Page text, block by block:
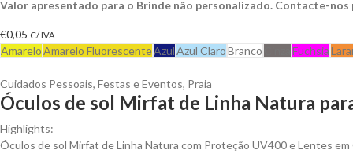
Valor apresentado para o Brinde não personalizado. Contacte-
€0,05 C/ IVA
AmareloAmarelo FluorescenteAzulAzul ClaroBranco Fuchsia
Cuidados Pessoais, Festas e Eventos, Praia
Óculos de sol Mirfat de Linha Natura
Highlights:
Óculos de sol Mirfat de Linha Natura com Proteção UV400 e Lentes